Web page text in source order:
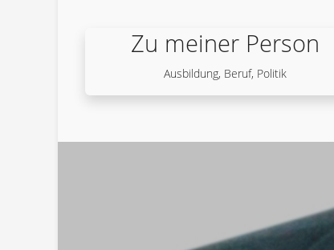
Zu meiner Person
Ausbildung, Beruf, Politik
RUFEN